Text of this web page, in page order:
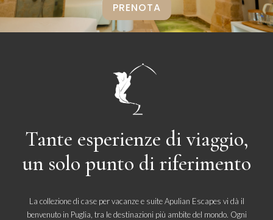
PRENOTA
Tante esperienze di viaggio,
un solo punto di riferimento
La collezione di case per vacanze e suite Apulian Escapes vi dà il
benvenuto in Puglia, tra le destinazioni più ambite del mondo. Ogni